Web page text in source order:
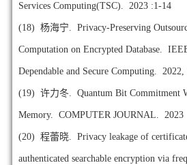
Services Computing(TSC). 2023 :1-14
(18) 杨海宁. Privacy-Preserving
Computation on Encrypted Database.
Dependable and Secure Computing.
(19) 许力冬. Quantum Bit Commitment
Memory. COMPUTER JOURNAL. 2023
(20) 程蕾晓. Privacy leakage of
authenticated searchable encryption via